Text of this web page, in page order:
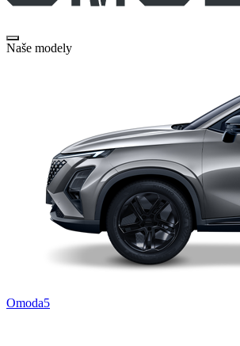
Naše modely
Omoda5